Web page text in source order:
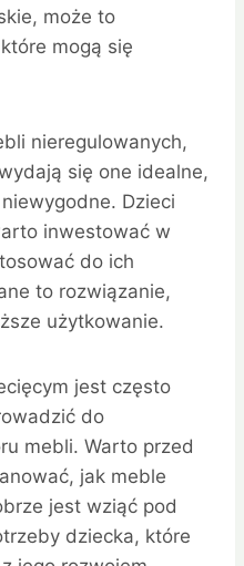
może to
mogą się
nieregulowanych,
się one idealne,
Dzieci
inwestować w
do ich
to rozwiązanie,
użytkowanie.
jest często
do
mebli. Warto przed
jak meble
jest wziąć pod
dziecka, które